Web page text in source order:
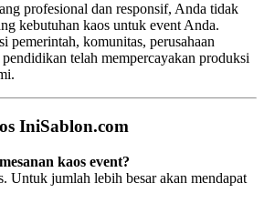
profesional dan responsif, Anda tidak
kebutuhan kaos untuk event Anda.
pemerintah, komunitas, perusahaan
telah mempercayakan produksi
IniSablon.com
kaos event?
Untuk jumlah lebih besar akan mendapat